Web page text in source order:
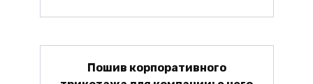
Пошив корпоративного